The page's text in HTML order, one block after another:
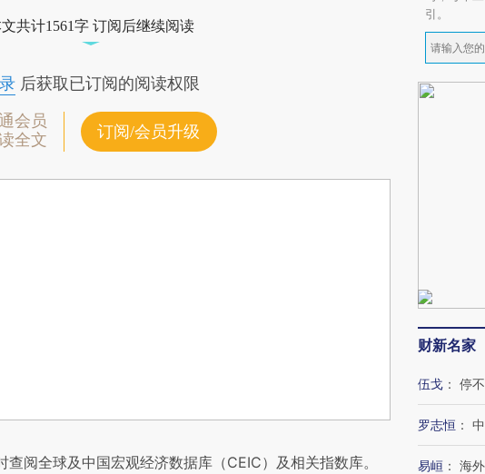
共计1561字 订阅后继续阅读
后获取已订阅的阅读权限
会员
全文
订阅/会员升级
查阅全球及中国宏观经济数据库（CEIC）及相关指数库。
引。
财新名家
伍戈 ： 停
罗志恒 ：
易峘 ： 海